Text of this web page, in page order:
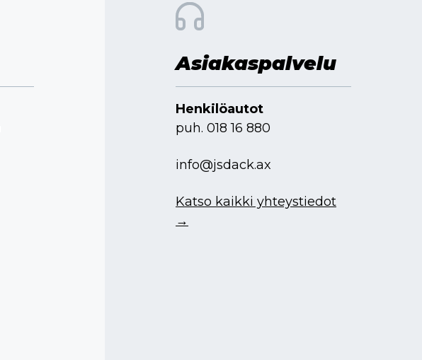
Asiakaspalvelu
Henkilöautot
puh. 018 16 880
info@jsdack.ax
Katso kaikki yhteystiedot
→